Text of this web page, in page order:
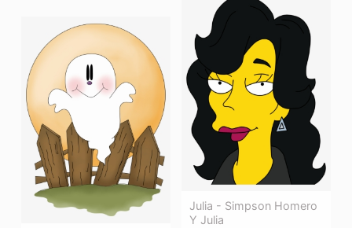
Julia - Simpson Homero
Y Julia